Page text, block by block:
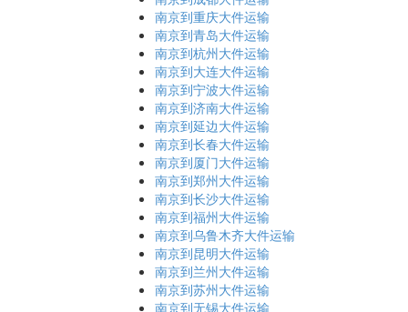
南京到重庆大件运输
南京到青岛大件运输
南京到杭州大件运输
南京到大连大件运输
南京到宁波大件运输
南京到济南大件运输
南京到延边大件运输
南京到长春大件运输
南京到厦门大件运输
南京到郑州大件运输
南京到长沙大件运输
南京到福州大件运输
南京到乌鲁木齐大件运输
南京到昆明大件运输
南京到兰州大件运输
南京到苏州大件运输
南京到无锡大件运输